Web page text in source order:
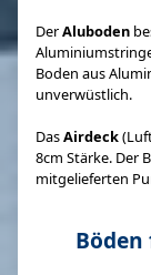
DerAluboden
Boden aus
unverwüstlich.
DasAirdeck
8cm Stärke. Der
mitgelieferten